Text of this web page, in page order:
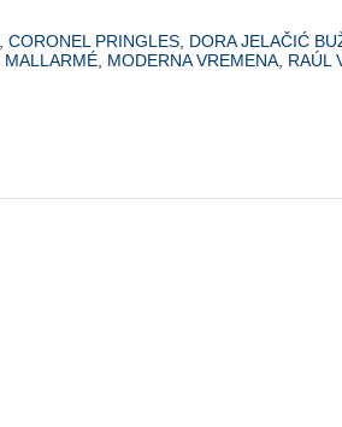
CORONEL PRINGLES DORA JELAČIĆ
MALLARMÉ MODERNA VREMENA RAÚL